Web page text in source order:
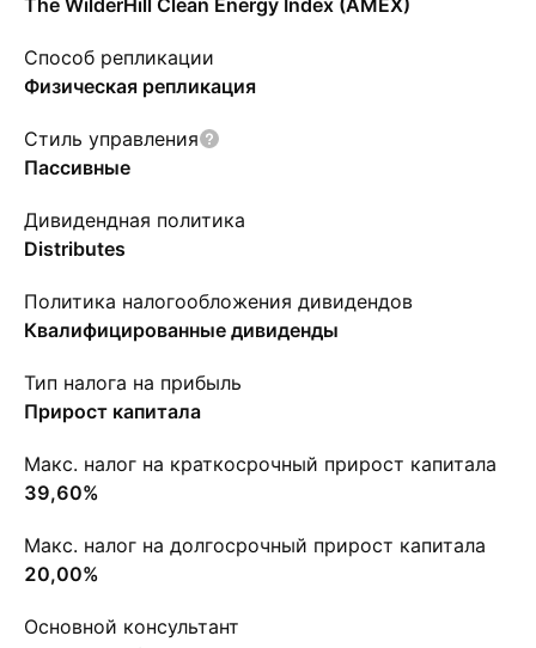
The WilderHill Clean Energy Index (AMEX)
Способ репликации
Физическая репликация
Стиль управления
Пассивные
Дивидендная политика
Distributes
Политика налогообложения дивидендов
Квалифицированные дивиденды
Тип налога на прибыль
Прирост капитала
Макс. налог на краткосрочный прирост капитала
39,60%
Макс. налог на долгосрочный прирост капитала
20,00%
Основной консультант